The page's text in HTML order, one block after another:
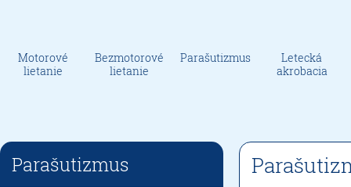
Motorové
lietanie
Bezmotorové
lietanie
Parašutizmus
Letecká
akrobacia
Parašutizmus